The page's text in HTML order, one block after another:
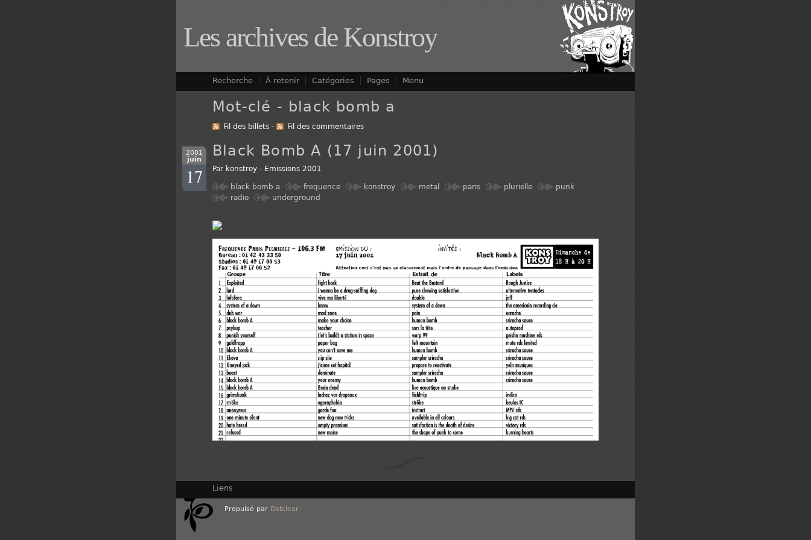
Les archives de Konstroy
Aller à la recherche
Recherche À retenir Catégories Pages Menu
Mot-clé - black bomb a
Fil des billets - Fil des commentaires
2001
juin
17
Black Bomb A (17 juin 2001)
Par konstroy - Emissions 2001
black bomb a frequence konstroy metal paris plurielle
punk
radio
underground
Liens
Propulsé par Dotclear